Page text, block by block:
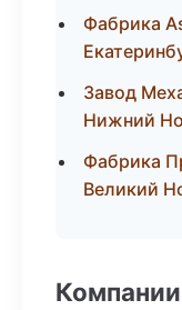
Фабрика
Завод
Нижний
Фабрика
Великий